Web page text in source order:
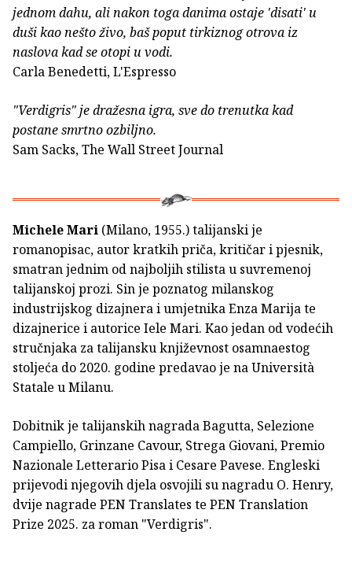
jednom dahu, ali nakon toga danima ostaje 'disati' u
duši kao nešto živo, baš poput tirkiznog otrova iz
naslova kad se otopi u vodi.
Carla Benedetti, L'Espresso
"Verdigris" je dražesna igra, sve do trenutka kad
postane smrtno ozbiljno.
Sam Sacks, The Wall Street Journal
Michele Mari (Milano, 1955.) talijanski je
romanopisac, autor kratkih priča, kritičar i pjesnik,
smatran jednim od najboljih stilista u suvremenoj
talijanskoj prozi. Sin je poznatog milanskog
industrijskog dizajnera i umjetnika Enza Marija te
dizajnerice i autorice Iele Mari. Kao jedan od vodećih
stručnjaka za talijansku književnost osamnaestog
stoljeća do 2020. godine predavao je na Università
Statale u Milanu.
Dobitnik je talijanskih nagrada Bagutta, Selezione
Campiello, Grinzane Cavour, Strega Giovani, Premio
Nazionale Letterario Pisa i Cesare Pavese. Engleski
prijevodi njegovih djela osvojili su nagradu O. Henry,
dvije nagrade PEN Translates te PEN Translation
Prize 2025. za roman "Verdigris".